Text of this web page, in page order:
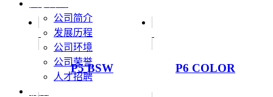
公司简介
发展历程
公司环境
公司荣誉
人才招聘
视频
P5 BSW P6 COLOR